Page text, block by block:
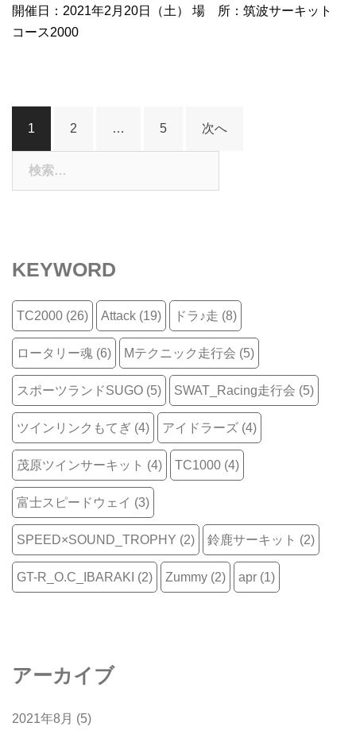
開催日：2021年2月20日（土） 場 所：筑波サーキット
コース2000
投
稿
ナ
ビ
シ
ョ
ン
1 2 … 5 次へ
KEYWORD
TC2000 (26) Attack (19) ドラ♪走 (8)
ロータリー魂 (6) Mテクニック走行会 (5)
スポーツランドSUGO (5) SWAT_Racing走行会 (5)
ツインリンクもてぎ (4) アイドラーズ (4)
茂原ツインサーキット (4) TC1000 (4)
富士スピードウェイ (3)
SPEED×SOUND_TROPHY (2) 鈴鹿サーキット (2)
GT-R_O.C_IBARAKI (2) Zummy (2) apr (1)
アーカイブ
2021年8月 (5)